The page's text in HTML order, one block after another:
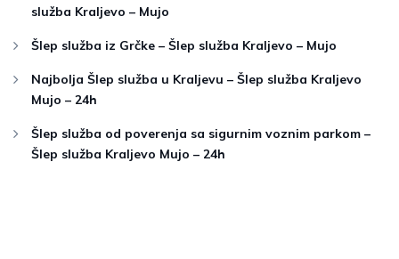
služba Kraljevo – Mujo
Šlep služba iz Grčke – Šlep služba Kraljevo – Mujo
Najbolja Šlep služba u Kraljevu – Šlep služba Kraljevo
Mujo – 24h
Šlep služba od poverenja sa sigurnim voznim parkom –
Šlep služba Kraljevo Mujo – 24h